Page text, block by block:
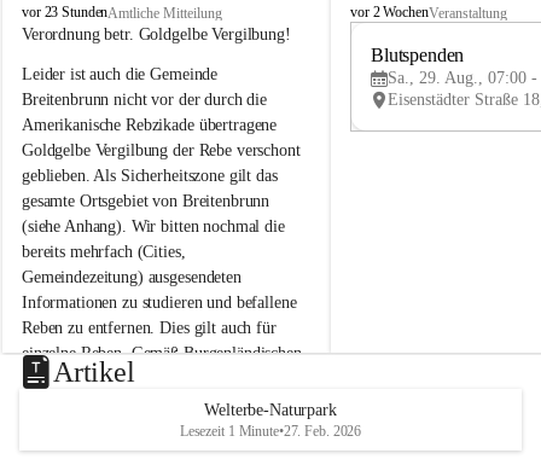
B
r
i
t
e
n
b
r
u
n
n
a
m
N
e
u
s
d
vor 23 StundenAmtliche Mitteilung
Verordnung betr. Goldgelbe Vergilbung!
Leider ist auch die Gemeinde
Breitenbrunn nicht vor der durch die
Amerikanische Rebzikade übertragene
Goldgelbe Vergilbung der Rebe verschont
geblieben. Als Sicherheitszone gilt das
gesamte Ortsgebiet von Breitenbrunn
(siehe Anhang). Wir bitten nochmal die
bereits mehrfach (Cities,
Gemeindezeitung) ausgesendeten
Informationen zu studieren und befallene
Reben zu entfernen. Dies gilt auch für
einzelne Reben. Gemäß Burgenländischen
Weinbaugesetz sind nicht gepflegte oder
unzulässige Weingärten zu roden! Bitte
helfen wir zusammen um unsere Winzer
vor den prognostizierten Ernteausfällen
B
e
u
e
d
vor 2 WochenVeranstaltung
Blutspenden
Sa., 29. Aug., 07:00 -
Artikel
Welterbe-Naturpark
Lesezeit 1 Minute•27. Feb. 2026